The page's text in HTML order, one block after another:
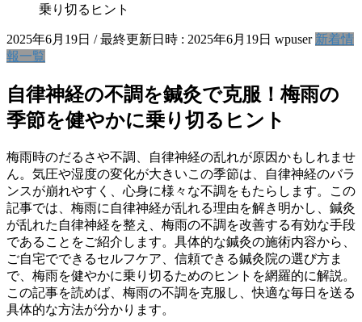
乗り切るヒント
2025年6月19日 / 最終更新日時 : 2025年6月19日 wpuser 新着情
報一覧
自律神経の不調を鍼灸で克服！梅雨の
季節を健やかに乗り切るヒント
梅雨時のだるさや不調、自律神経の乱れが原因かもしれませ
ん。気圧や湿度の変化が大きいこの季節は、自律神経のバラ
ンスが崩れやすく、心身に様々な不調をもたらします。この
記事では、梅雨に自律神経が乱れる理由を解き明かし、鍼灸
が乱れた自律神経を整え、梅雨の不調を改善する有効な手段
であることをご紹介します。具体的な鍼灸の施術内容から、
ご自宅でできるセルフケア、信頼できる鍼灸院の選び方ま
で、梅雨を健やかに乗り切るためのヒントを網羅的に解説。
この記事を読めば、梅雨の不調を克服し、快適な毎日を送る
具体的な方法が分かります。